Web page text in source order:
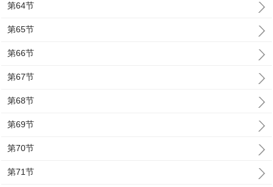
第64节
第65节
第66节
第67节
第68节
第69节
第70节
第71节